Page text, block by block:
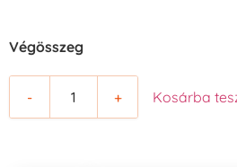
Végösszeg
- + Kosárba